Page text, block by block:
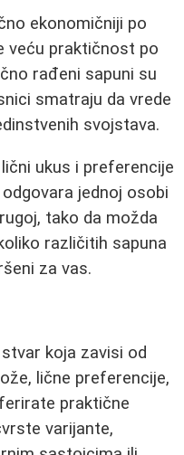
ekonomičniji po
veću praktičnost po
rađeni sapuni su
smatraju da vrede
svojstava.
ukus i preferencije
jednoj osobi
tako da možda
različitih sapuna
za vas.
koja zavisi od
lične preferencije,
praktične
varijante,